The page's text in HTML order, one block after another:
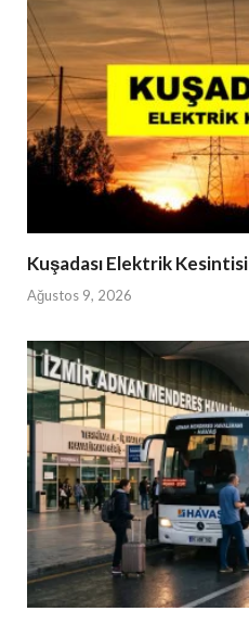
Kuşadası Elektrik Kesintisi
Ağustos 9, 2026